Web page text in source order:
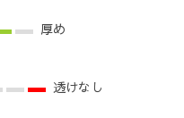
厚め
透けなし